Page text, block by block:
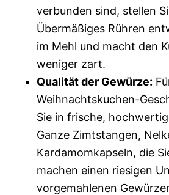
verbunden sind, stellen
Übermäßiges Rühren
im Mehl und macht den
weniger zart.
Qualität der Gewürze:
Weihnachtskuchen-
Sie in frische,
Ganze Zimtstangen,
Kardamomkapseln, die
machen einen riesigen
vorgemahlenen